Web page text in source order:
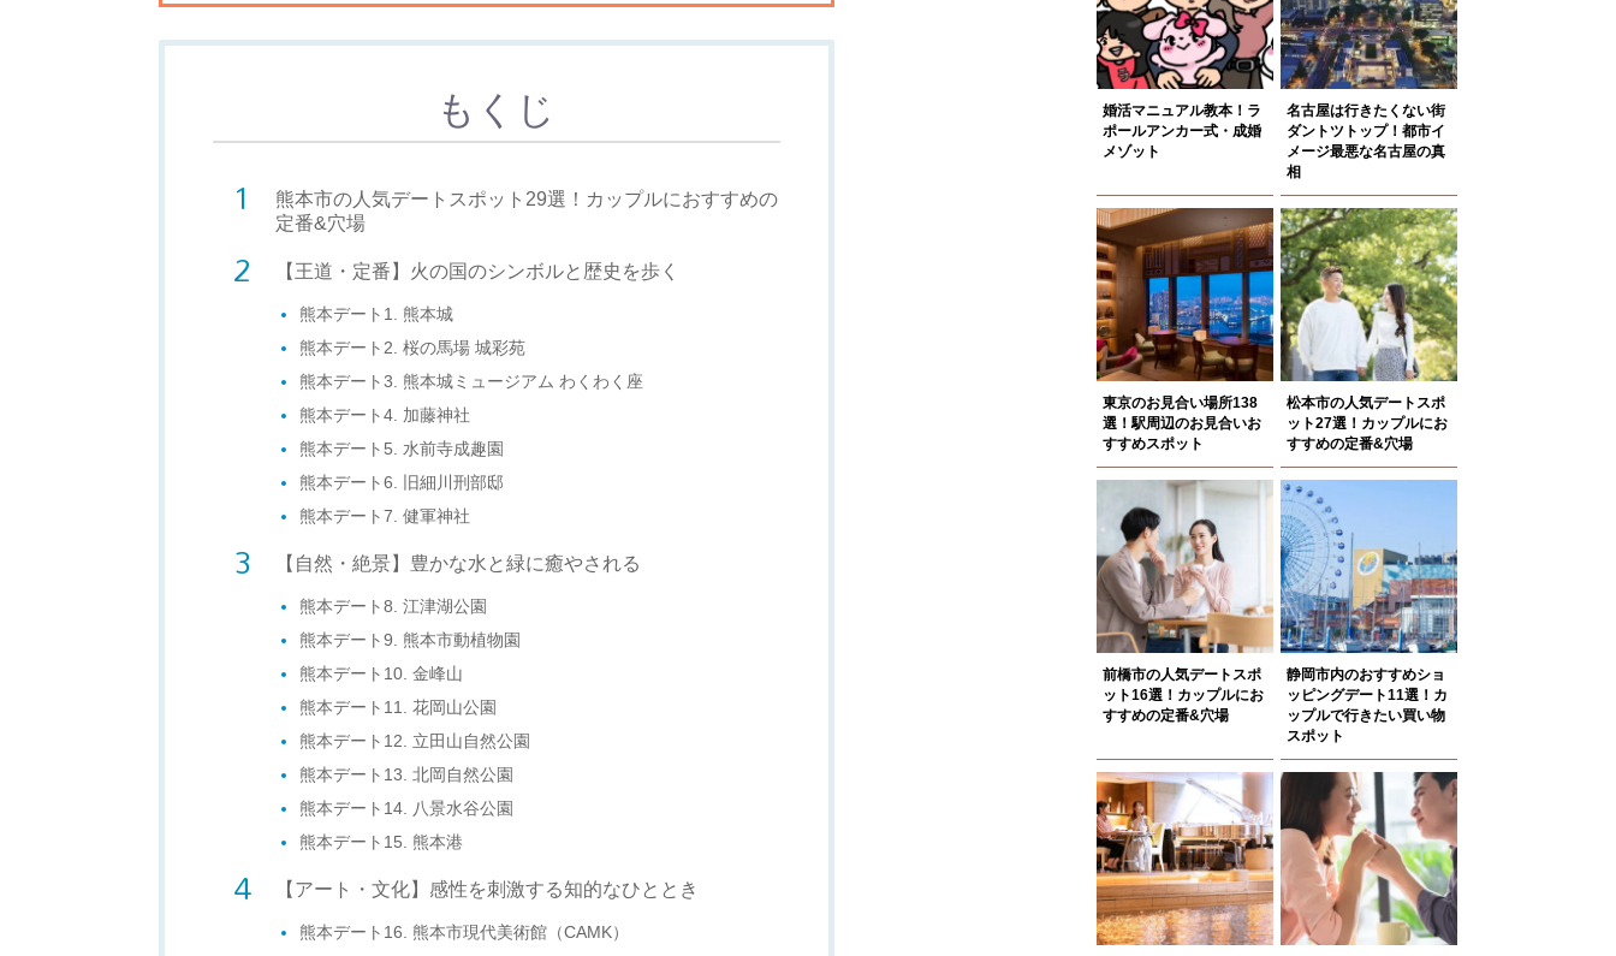
もくじ
熊本市の人気デートスポット29選！カップルにおすすめの
定番&穴場
【王道・定番】火の国のシンボルと歴史を歩く
熊本デート1. 熊本城
熊本デート2. 桜の馬場 城彩苑
熊本デート3. 熊本城ミュージアム わくわく座
熊本デート4. 加藤神社
熊本デート5. 水前寺成趣園
熊本デート6. 旧細川刑部邸
熊本デート7. 健軍神社
【自然・絶景】豊かな水と緑に癒やされる
熊本デート8. 江津湖公園
熊本デート9. 熊本市動植物園
熊本デート10. 金峰山
熊本デート11. 花岡山公園
熊本デート12. 立田山自然公園
熊本デート13. 北岡自然公園
熊本デート14. 八景水谷公園
熊本デート15. 熊本港
【アート・文化】感性を刺激する知的なひととき
熊本デート16. 熊本市現代美術館（CAMK）
婚活マニュアル教本！ラ
ポールアンカー式・成婚
メゾット
名古屋は行きたくない街
ダントツトップ！都市イ
メージ最悪な名古屋の真
相
東京のお見合い場所138
選！駅周辺のお見合いお
すすめスポット
松本市の人気デートスポ
ット27選！カップルにお
すすめの定番&穴場
前橋市の人気デートスポ
ット16選！カップルにお
すすめの定番&穴場
静岡市内のおすすめショ
ッピングデート11選！カ
ップルで行きたい買い物
スポット